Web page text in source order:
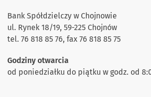
Bank Spółdzielczy w Chojnowie
ul. Rynek 18/19, 59-225 Chojnów
tel. 76 818 85 76, fax 76 818 85 75
Godziny otwarcia
od poniedziałku do piątku w godz. od